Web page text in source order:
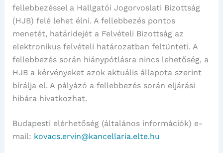
fellebbezéssel a Hallgatói Jogorvoslati Bizottság
(HJB) felé lehet élni. A fellebbezés pontos
menetét, határidejét a Felvételi Bizottság az
elektronikus felvételi határozatban feltünteti. A
fellebbezés során hiánypótlásra nincs lehetőség, a
HJB a kérvényeket azok aktuális állapota szerint
bírálja el. A pályázó a fellebbezés során eljárási
hibára hivatkozhat.
Budapesti elérhetőség (általános információk) e-
mail: kovacs.ervin@kancellaria.elte.hu